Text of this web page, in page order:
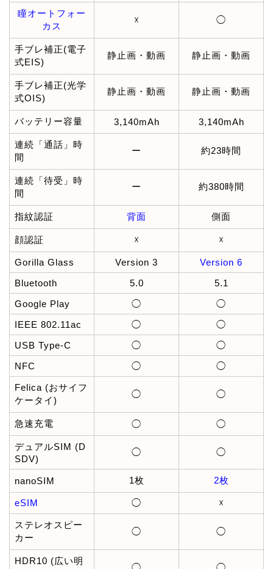
瞳オートフォー
カス
☓ ◯
手ブレ補正(電子
式EIS)
静止画・動画 静止画・動画
手ブレ補正(光学
式OIS)
静止画・動画 静止画・動画
バッテリー容量 3,140mAh 3,140mAh
連続「通話」時
間
ー 約23時間
連続「待受」時
間
ー 約380時間
指紋認証 背面 側面
顔認証 ☓ ☓
Gorilla Glass Version 3
Version 6
Bluetooth
5.0
5.1
Google Play
◯
◯
IEEE 802.11ac
◯
◯
USB Type-C
◯
◯
NFC
◯ ◯
Felica (おサイフ
ケータイ)
◯ ◯
急速充電 ◯ ◯
デュアルSIM (D
SDV)
◯ ◯
nanoSIM 1枚 2枚
eSIM ◯ ☓
ステレオスピー
カー
◯ ◯
HDR10 (広い明